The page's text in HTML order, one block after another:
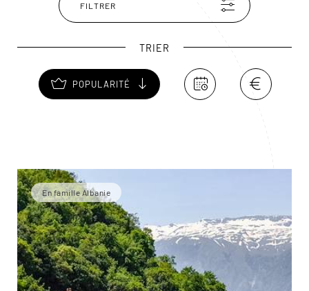
FILTRER
TRIER
POPULARITÉ
En famille Albanie